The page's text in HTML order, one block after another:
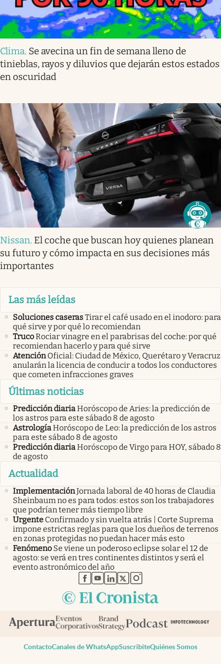
Clima. Se avecina un fin de semana lleno de
tinieblas, rayos y diluvios que dejarán estos estados
en oscuridad
Nissan. El coche que buscan hoy quienes planean
su futuro y cómo impacta en sus decisiones más
importantes
Las más leídas
Soluciones caserasTirar el café usado en el inodoro: para
qué sirve y por qué lo recomiendan
TrucoRociar vinagre en el parabrisas del coche: por qué
recomiendan hacerlo y para qué sirve
Atención Oficial: Ciudad de México, Querétaro y Veracruz
anularán la licencia de conducir a todos los conductores
que cometen infracciones graves
Últimas noticias
Predicción diariaHoróscopo de Aries: la predicción de
los astros para este sábado 8 de agosto
AstrologíaHoróscopo de Leo: la predicción de los astros
para este sábado 8 de agosto
Predicción diariaHoróscopo de Virgo para HOY, sábado 8
de agosto
Actualidad
ImplementaciónJornada laboral de 40 horas de Claudia
Sheinbaum no es para todos: estos son los trabajadores
que podrían tener más tiempo libre
Urgente Confirmado y sin vuelta atrás | Corte Suprema
impone estrictas reglas para que los dueños de terrenos
en zonas protegidas no puedan hacer más esto
Fenómeno Se viene un poderoso eclipse solar el 12 de
agosto: se verá en tres continentes distintos y será el
evento astronómico del año
abre en nueva pestaña
abre en nueva pestaña
abre en nueva pestaña
abre en nueva pestaña
abre en nueva pestaña
ContactoCanales de WhatsAppSuscribiteQuiénes Somos